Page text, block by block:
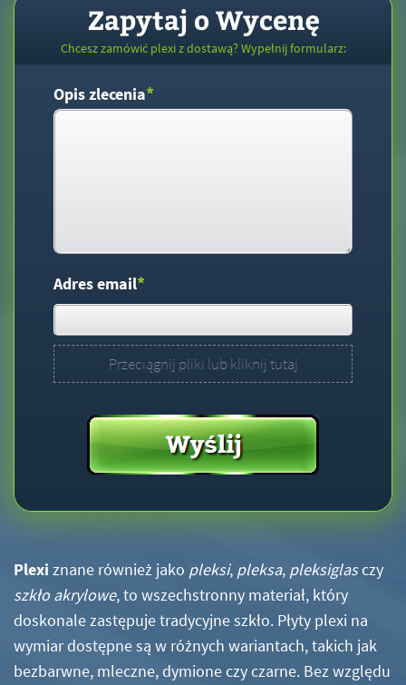
Zapytaj o Wycenę
Chcesz zamówić plexi z dostawą? Wypełnij formularz:
Opis zlecenia*
Adres email*
Przeciągnij pliki lub kliknij tutaj
Plexi znane również jako pleksi, pleksa, pleksiglasczy
szkło akrylowe, to wszechstronny materiał, który
doskonale zastępuje tradycyjne szkło. Płyty plexi na
wymiar dostępne są w różnych wariantach, takich jak
bezbarwne, mleczne, dymione czy czarne. Bez względu